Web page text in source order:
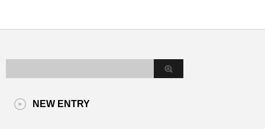
NEW ENTRY